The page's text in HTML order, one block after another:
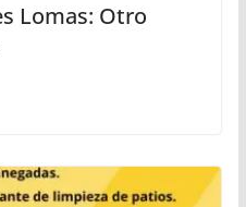
Lomas: Otro